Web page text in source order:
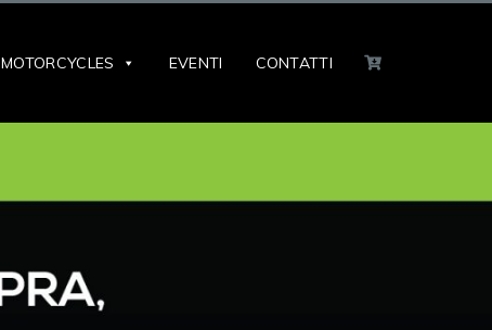
MOTORCYCLES EVENTI CONTATTI